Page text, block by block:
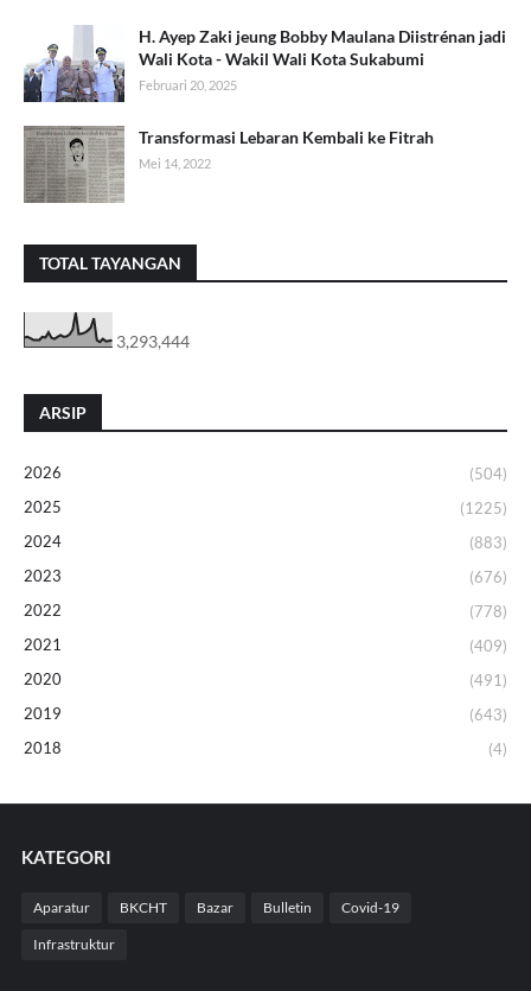
H. Ayep Zaki jeung Bobby Maulana Diistrénan jadi
Wali Kota - Wakil Wali Kota Sukabumi
Februari 20, 2025
Transformasi Lebaran Kembali ke Fitrah
Mei 14, 2022
TOTAL TAYANGAN
3,293,444
ARSIP
2026
(504)
2025
(1225)
2024
(883)
2023
(676)
2022
(778)
2021
(409)
2020
(491)
2019
(643)
2018
(4)
KATEGORI
Aparatur BKCHT Bazar Bulletin Covid-19
Infrastruktur